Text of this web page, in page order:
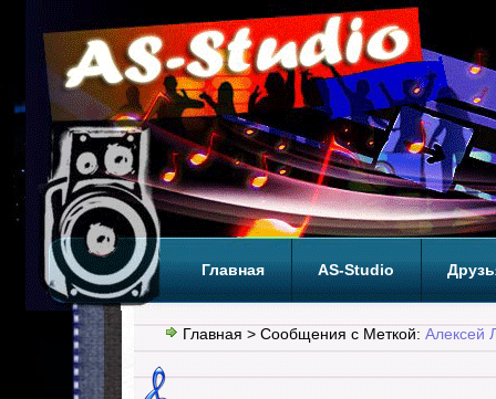
Главная AS-Studio
Теги ТОП
Главная > Сообщения с Меткой: Алексей